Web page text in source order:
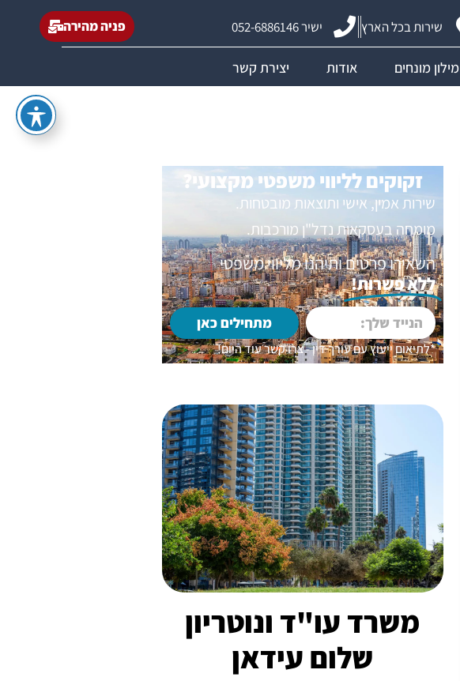
שירות בכל הארץ ישיר 052-6886146 פניה מהירה
מילון מונחים אודות יצירת קשר
זקוקים לליווי משפטי מקצועי?
שירות אמין, אישי ותוצאות מובטחות.
מומחה בעסקאות נדל"ן מורכבות.
השאירו פרטים ותיהנו מליווי משפטי
ללא פשרות!
מתחילים כאן
*לתיאום ייעוץ עם עורך דין - צרו קשר עוד היום!
משרד עו"ד ונוטריון
שלום עידאן